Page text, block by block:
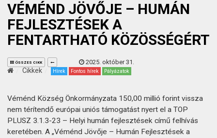
ÁLTALÁNOS SZERZŐDÉSI FELTÉTELEK
KINCSES BARANYA VÉMÉND
KAPCSOLAT
VÉMÉND JÖVŐJE – HUMÁN
FEJLESZTÉSEK A
FENTARTHATÓ KÖZÖSSÉGÉRT
ÖSSZES CIKK 2025. október 31.
Cikkek Hírek Fontos hírek Pályázatok
Véménd Község Önkormányzata 150,00 millió forint vissza
nem térítendő európai uniós támogatást nyert el a TOP
PLUSZ 3.1.3-23 – Helyi humán fejlesztések című felhívás
keretében. A „Véménd Jövője – Humán Fejlesztések a